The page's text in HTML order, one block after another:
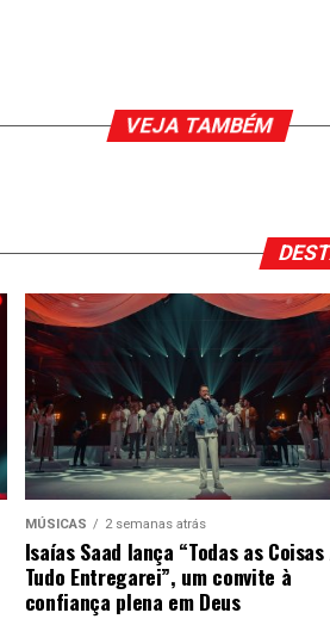
VEJA TAMBÉM
MÚSICAS 2 semanas atrás
Isaías Saad lança “Todas as
Tudo Entregarei”, um convite à
confiança plena em Deus